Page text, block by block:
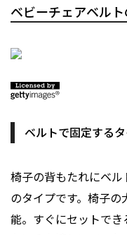
ベビーチェアベル
ベルトで固定する
椅子の背もたれにベ
のタイプです。椅子
能。すぐにセットで